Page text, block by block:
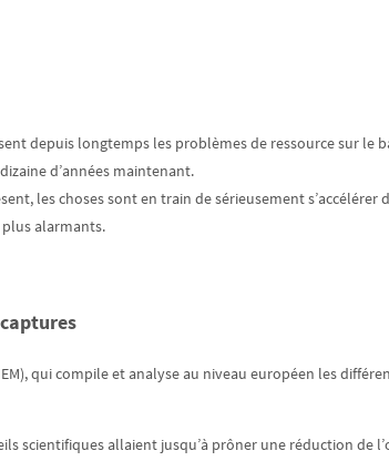
depuis longtemps les problèmes de ressource sur
d’années maintenant.
les choses sont en train de sérieusement
alarmants.
qui compile et analyse au niveau européen les
scientifiques allaient jusqu’à prôner une réduction de